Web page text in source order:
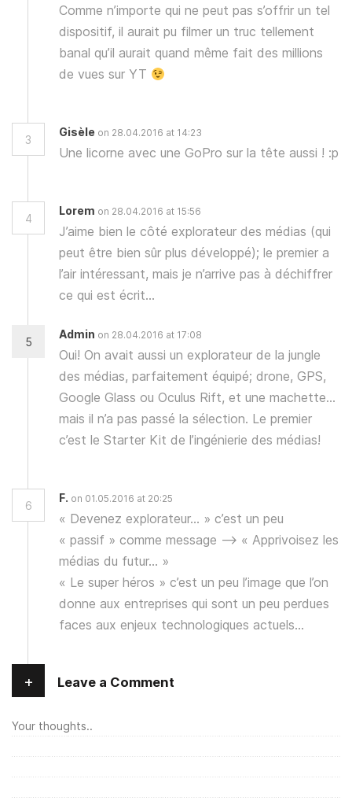
Comme n’importe qui ne peut pas s’offrir un tel
dispositif, il aurait pu filmer un truc tellement
banal qu’il aurait quand même fait des millions
de vues sur YT
3
Gisèle on 28.04.2016 at 14:23
Une licorne avec une GoPro sur la tête aussi ! :p
4
Lorem on 28.04.2016 at 15:56
J’aime bien le côté explorateur des médias (qui
peut être bien sûr plus développé); le premier a
l’air intéressant, mais je n’arrive pas à déchiffrer
ce qui est écrit…
5
Admin on 28.04.2016 at 17:08
Oui! On avait aussi un explorateur de la jungle
des médias, parfaitement équipé; drone, GPS,
Google Glass ou Oculus Rift, et une machette…
mais il n’a pas passé la sélection. Le premier
c’est le Starter Kit de l’ingénierie des médias!
6
F. on 01.05.2016 at 20:25
« Devenez explorateur… » c’est un peu
« passif » comme message –> « Apprivoisez les
médias du futur… »
« Le super héros » c’est un peu l’image que l’on
donne aux entreprises qui sont un peu perdues
faces aux enjeux technologiques actuels…
+ Leave a Comment